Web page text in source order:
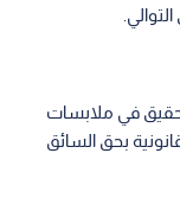
في ملابسات
بحق السائق